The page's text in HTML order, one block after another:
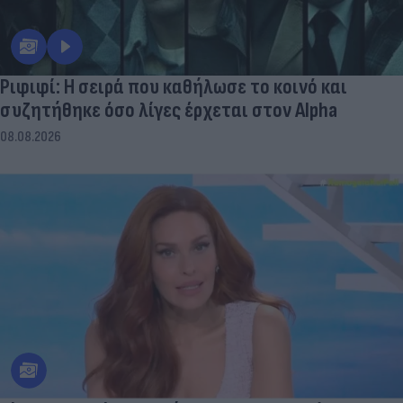
Ριφιφί: Η σειρά που καθήλωσε το κοινό και
συζητήθηκε όσο λίγες έρχεται στον Alpha
08.08.2026